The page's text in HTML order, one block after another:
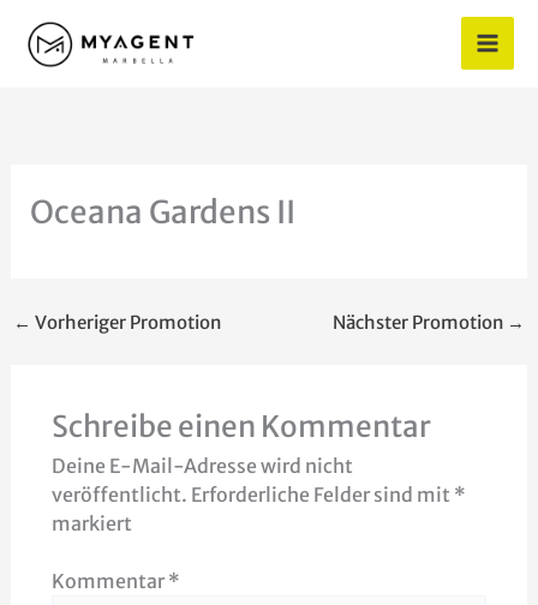
Inhalt
springen
Oceana Gardens II
← Vorheriger Promotion Nächster Promotion →
Schreibe einen Kommentar
Deine E-Mail-Adresse wird nicht
veröffentlicht. Erforderliche Felder sind mit *
markiert
Kommentar *